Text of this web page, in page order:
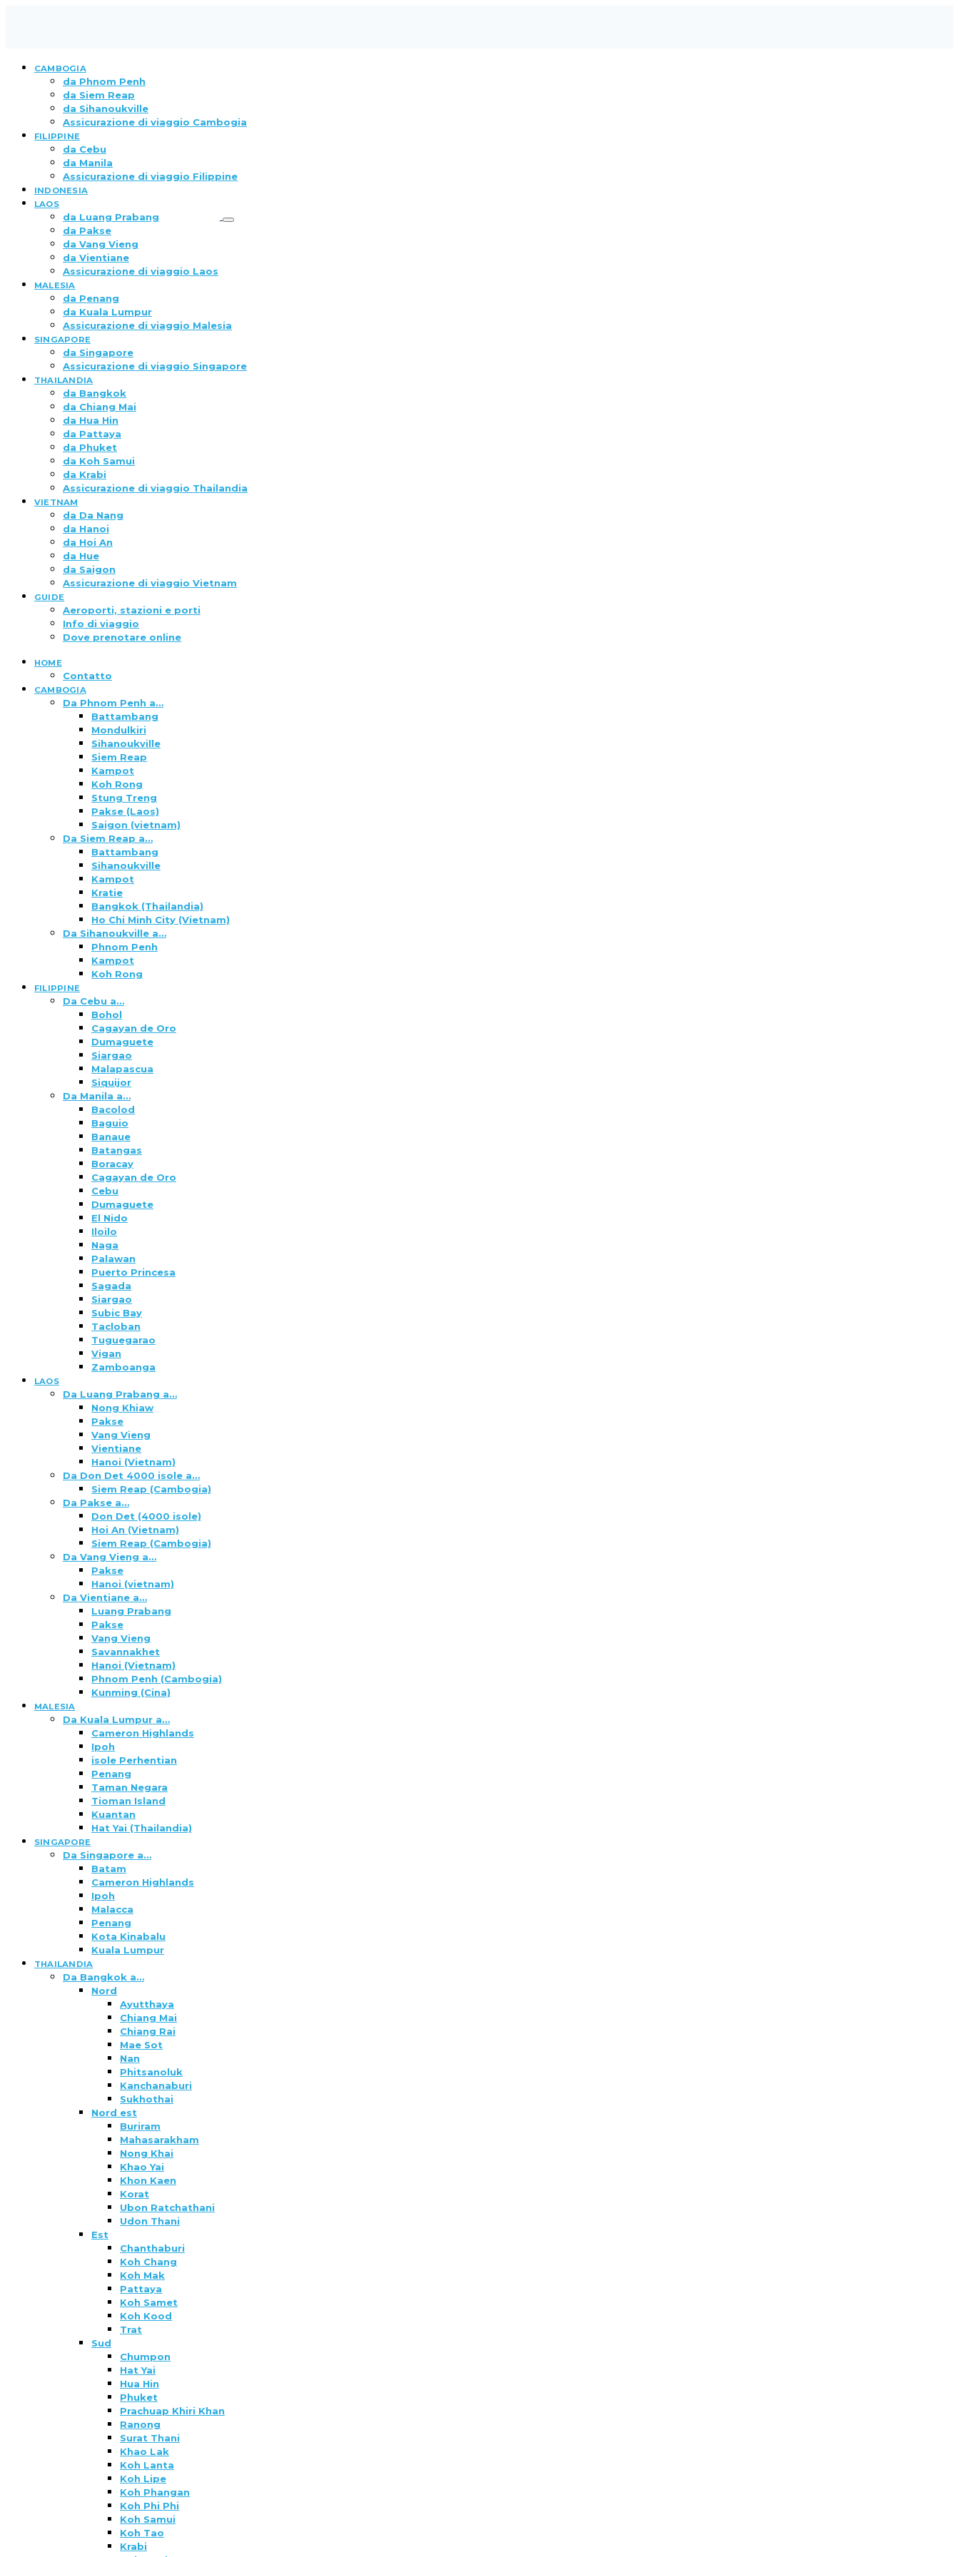
CAMBOGIA
da Phnom Penh
da Siem Reap
da Sihanoukville
Assicurazione di viaggio Cambogia
FILIPPINE
da Cebu
da Manila
Assicurazione di viaggio Filippine
INDONESIA
LAOS
da Luang Prabang
da Pakse
da Vang Vieng
da Vientiane
Assicurazione di viaggio Laos
MALESIA
da Penang
da Kuala Lumpur
Assicurazione di viaggio Malesia
SINGAPORE
da Singapore
Assicurazione di viaggio Singapore
THAILANDIA
da Bangkok
da Chiang Mai
da Hua Hin
da Pattaya
da Phuket
da Koh Samui
da Krabi
Assicurazione di viaggio Thailandia
VIETNAM
da Da Nang
da Hanoi
da Hoi An
da Hue
da Saigon
Assicurazione di viaggio Vietnam
GUIDE
Aeroporti, stazioni e porti
Info di viaggio
Dove prenotare online
HOME
Contatto
CAMBOGIA
Da Phnom Penh a…
Battambang
Mondulkiri
Sihanoukville
Siem Reap
Kampot
Koh Rong
Stung Treng
Pakse (Laos)
Saigon (vietnam)
Da Siem Reap a…
Battambang
Sihanoukville
Kampot
Kratie
Bangkok (Thailandia)
Ho Chi Minh City (Vietnam)
Da Sihanoukville a…
Phnom Penh
Kampot
Koh Rong
FILIPPINE
Da Cebu a…
Bohol
Cagayan de Oro
Dumaguete
Siargao
Malapascua
Siquijor
Da Manila a…
Bacolod
Baguio
Banaue
Batangas
Boracay
Cagayan de Oro
Cebu
Dumaguete
El Nido
Iloilo
Naga
Palawan
Puerto Princesa
Sagada
Siargao
Subic Bay
Tacloban
Tuguegarao
Vigan
Zamboanga
LAOS
Da Luang Prabang a…
Nong Khiaw
Pakse
Vang Vieng
Vientiane
Hanoi (Vietnam)
Da Don Det 4000 isole a…
Siem Reap (Cambogia)
Da Pakse a…
Don Det (4000 isole)
Hoi An (Vietnam)
Siem Reap (Cambogia)
Da Vang Vieng a…
Pakse
Hanoi (vietnam)
Da Vientiane a…
Luang Prabang
Pakse
Vang Vieng
Savannakhet
Hanoi (Vietnam)
Phnom Penh (Cambogia)
Kunming (Cina)
MALESIA
Da Kuala Lumpur a…
Cameron Highlands
Ipoh
isole Perhentian
Penang
Taman Negara
Tioman Island
Kuantan
Hat Yai (Thailandia)
SINGAPORE
Da Singapore a…
Batam
Cameron Highlands
Ipoh
Malacca
Penang
Kota Kinabalu
Kuala Lumpur
THAILANDIA
Da Bangkok a…
Nord
Ayutthaya
Chiang Mai
Chiang Rai
Mae Sot
Nan
Phitsanoluk
Kanchanaburi
Sukhothai
Nord est
Buriram
Mahasarakham
Nong Khai
Khao Yai
Khon Kaen
Korat
Ubon Ratchathani
Udon Thani
Est
Chanthaburi
Koh Chang
Koh Mak
Pattaya
Koh Samet
Koh Kood
Trat
Sud
Chumpon
Hat Yai
Hua Hin
Phuket
Prachuap Khiri Khan
Ranong
Surat Thani
Khao Lak
Koh Lanta
Koh Lipe
Koh Phangan
Koh Phi Phi
Koh Samui
Koh Tao
Krabi